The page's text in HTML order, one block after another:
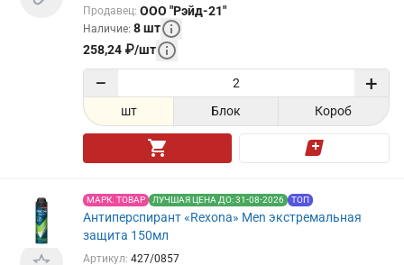
Продавец: ООО "Рэйд-21"
Наличие: 8шт
258,24 ₽/шт
− +
шт Блок Короб
МАРК. ТОВАР ЛУЧШАЯ ЦЕНА ДО: 31-08-2026 ТОП
Антиперспирант «Rexona» Men экстремальная
защита 150мл
Артикул: 427/0857